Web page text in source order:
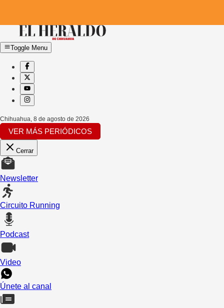
Toggle Menu
Chihuahua 8 de agosto de 2026
VER MÁS PERIÓDICOS
Cerrar
Newsletter
Circuito Running
Podcast
Video
Únete al canal